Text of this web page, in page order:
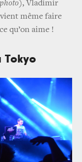
, Vladimir
même faire
qu’on aime !
Tokyo